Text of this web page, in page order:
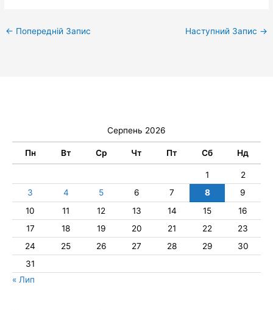
← Попередній Запис Наступний Запис →
Серпень 2026
Пн Вт Ср Чт Пт Сб Нд
1
2
3
4 5 6 7 8
9
10
11 12 13 14 15
16
17
18 19 20 21 22
23
24
25 26 27 28 29
30
31
« Лип